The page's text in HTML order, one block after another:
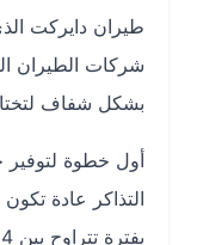
طيران دايركت الذي
شركات الطيران
بشكل شفاف لتختار
أول خطوة لتوفير
التذاكر عادة تكون